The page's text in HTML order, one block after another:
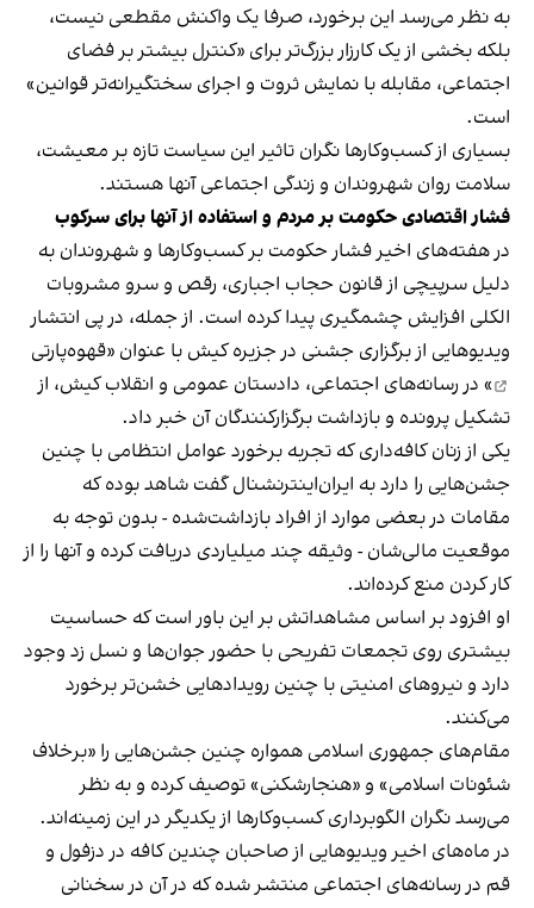
به نظر می‌رسد این برخورد، صرفا یک واکنش مقطعی نیست،
بلکه بخشی از یک کارزار بزرگ‌تر برای «کنترل بیشتر بر فضای
اجتماعی، مقابله با نمایش ثروت و اجرای سختگیرانه‌تر قوانین»
است.
بسیاری از کسب‌وکارها نگران تاثیر این سیاست‌ تازه بر معیشت،
سلامت روان شهروندان و زندگی اجتماعی آنها هستند.
فشار اقتصادی حکومت بر مردم و استفاده از آنها برای سرکوب
در هفته‌های اخیر فشار حکومت بر کسب‌وکارها و شهروندان به
دلیل سرپیچی از قانون حجاب اجباری، رقص و سرو مشروبات
الکلی افزایش چشمگیری پیدا کرده است. از جمله، در پی انتشار
ویدیوهایی از برگزاری جشنی در جزیره کیش با عنوان «قهوه‌پارتی
» در رسانه‌های اجتماعی، دادستان عمومی و انقلاب کیش، از
تشکیل پرونده و بازداشت برگزارکنندگان آن خبر داد.
یکی از زنان کافه‌داری که تجربه برخورد عوامل انتظامی با چنین
جشن‌هایی را دارد به ایران‌اینترنشنال گفت شاهد بوده که
مقامات در بعضی موارد از افراد بازداشت‌‌شده - بدون توجه به
موقعیت مالی‌شان - وثیقه چند میلیاردی دریافت کرده و آنها را از
کار کردن منع کرده‌اند.
او افزود بر اساس مشاهداتش بر این باور است که حساسیت
بیشتری روی تجمعات تفریحی با حضور جوان‌ها و نسل زد وجود
دارد و نیروهای امنیتی با چنین رویدادهایی خشن‌تر برخورد
می‌کنند.
مقام‌های جمهوری اسلامی همواره چنین جشن‌هایی را «برخلاف
شئونات اسلامی» و «هنجارشکنی» توصیف کرده و به نظر
می‌رسد نگران الگوبرداری کسب‌وکارها از یکدیگر در این زمینه‌اند.
در ماه‌های اخیر ویدیوهایی از صاحبان چندین کافه در دزفول و
قم در رسانه‌های اجتماعی منتشر شده که در آن در سخنانی